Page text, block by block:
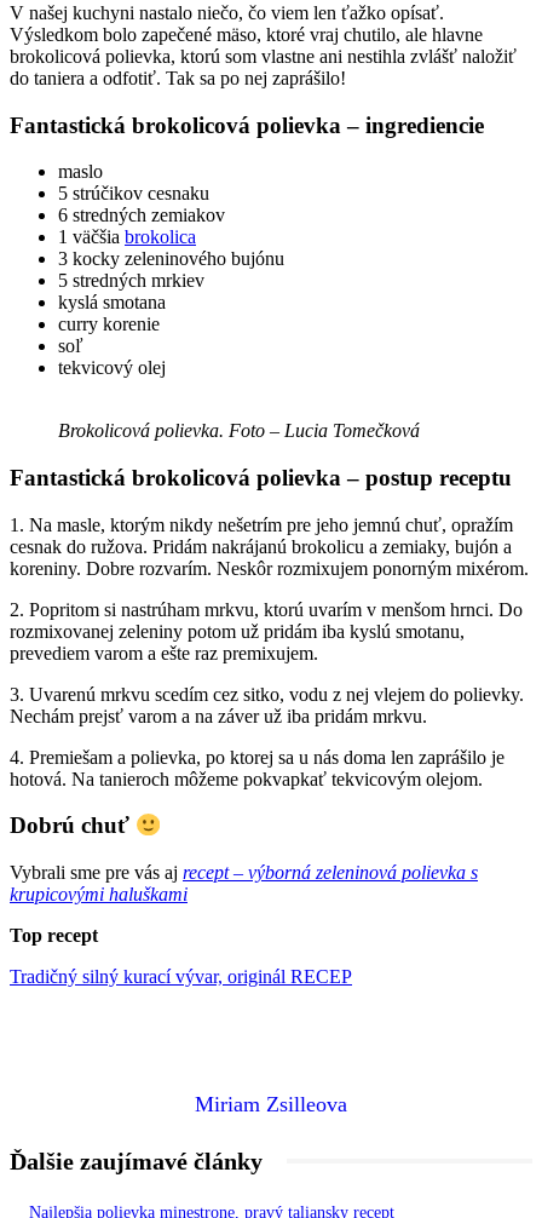
V našej kuchyni nastalo niečo, čo viem len ťažko opísať.
Výsledkom bolo zapečené mäso, ktoré vraj chutilo, ale hlavne
brokolicová polievka, ktorú som vlastne ani nestihla zvlášť naložiť
do taniera a odfotiť. Tak sa po nej zaprášilo!
Fantastická brokolicová polievka – ingrediencie
maslo
5 strúčikov cesnaku
6 stredných zemiakov
1 väčšia brokolica
3 kocky zeleninového bujónu
5 stredných mrkiev
kyslá smotana
curry korenie
soľ
tekvicový olej
Brokolicová polievka. Foto – Lucia Tomečková
Fantastická brokolicová polievka – postup receptu
1. Na masle, ktorým nikdy nešetrím pre jeho jemnú chuť, opražím
cesnak do ružova. Pridám nakrájanú brokolicu a zemiaky, bujón a
koreniny. Dobre rozvarím. Neskôr rozmixujem ponorným mixérom.
2. Popritom si nastrúham mrkvu, ktorú uvarím v menšom hrnci. Do
rozmixovanej zeleniny potom už pridám iba kyslú smotanu,
prevediem varom a ešte raz premixujem.
3. Uvarenú mrkvu scedím cez sitko, vodu z nej vlejem do polievky.
Nechám prejsť varom a na záver už iba pridám mrkvu.
4. Premiešam a polievka, po ktorej sa u nás doma len zaprášilo je
hotová. Na tanieroch môžeme pokvapkať tekvicovým olejom.
Dobrú chuť
Vybrali sme pre vás aj recept – výborná zeleninová polievka s
krupicovými haluškami
Top recept
Tradičný silný kurací vývar, originál RECEP
Miriam Zsilleova
Ďalšie zaujímavé články
Najlepšia polievka minestrone, pravý taliansky recept